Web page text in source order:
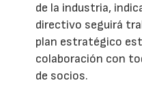
de la industria,
directivo seguirá
plan estratégico
colaboración con
de socios.